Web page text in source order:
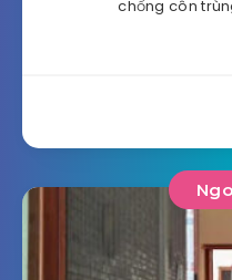
chống côn